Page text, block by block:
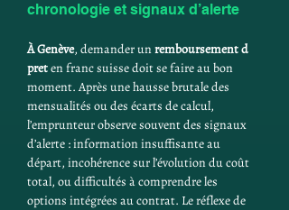
chronologie et signaux d’alerte
À Genève, demander un remboursement d
pret en franc suisse doit se faire au bon
moment. Après une hausse brutale des
mensualités ou des écarts de calcul,
l’emprunteur observe souvent des signaux
d’alerte : information insuffisante au
départ, incohérence sur l’évolution du coût
total, ou difficultés à comprendre les
options intégrées au contrat. Le réflexe de